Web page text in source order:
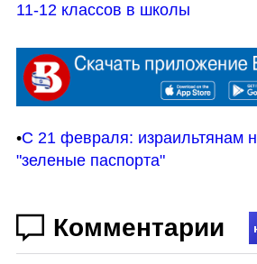
11-12 классов в школы
•С 21 февраля: израильтянам
"зеленые паспорта"
Комментарии